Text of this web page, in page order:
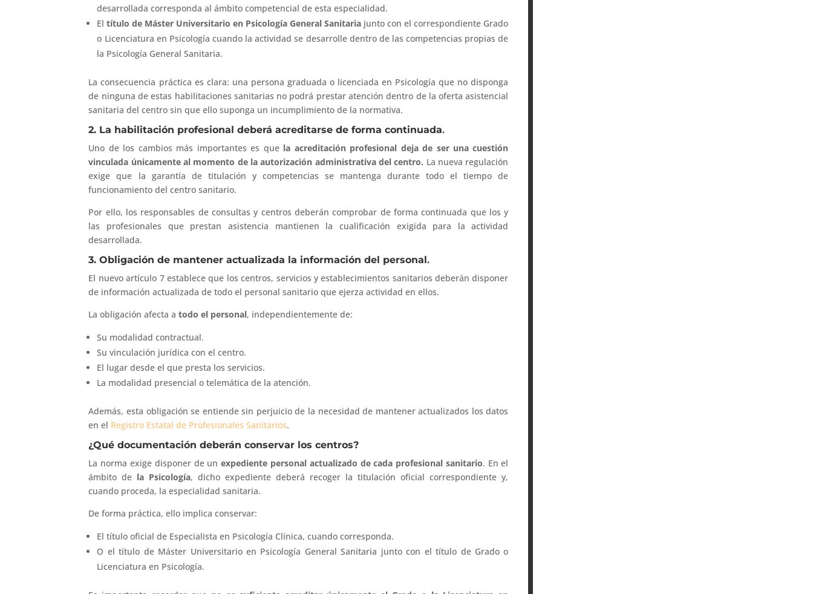
desarrollada corresponda al ámbito competencial de esta especialidad.
El título de Máster Universitario en Psicología General Sanitaria junto con el correspondiente Grado
o Licenciatura en Psicología cuando la actividad se desarrolle dentro de las competencias propias de
la Psicología General Sanitaria.
La consecuencia práctica es clara: una persona graduada o licenciada en Psicología que no disponga
de ninguna de estas habilitaciones sanitarias no podrá prestar atención dentro de la oferta asistencial
sanitaria del centro sin que ello suponga un incumplimiento de la normativa.
2. La habilitación profesional deberá acreditarse de forma continuada.
Uno de los cambios más importantes es que la acreditación profesional deja de ser una cuestión
vinculada únicamente al momento de la autorización administrativa del centro. La nueva regulación
exige que la garantía de titulación y competencias se mantenga durante todo el tiempo de
funcionamiento del centro sanitario.
Por ello, los responsables de consultas y centros deberán comprobar de forma continuada que los y
las profesionales que prestan asistencia mantienen la cualificación exigida para la actividad
desarrollada.
3. Obligación de mantener actualizada la información del personal.
El nuevo artículo 7 establece que los centros, servicios y establecimientos sanitarios deberán disponer
de información actualizada de todo el personal sanitario que ejerza actividad en ellos.
La obligación afecta atodo el personal, independientemente de:
Su modalidad contractual.
Su vinculación jurídica con el centro.
El lugar desde el que presta los servicios.
La modalidad presencial o telemática de la atención.
Además, esta obligación se entiende sin perjuicio de la necesidad de mantener actualizados los datos
en el Registro Estatal de Profesionales Sanitarios.
¿Qué documentación deberán conservar los centros?
La norma exige disponer de unexpediente personal actualizado de cada profesional sanitario. En el
ámbito de la Psicología, dicho expediente deberá recoger la titulación oficial correspondiente y,
cuando proceda, la especialidad sanitaria.
De forma práctica, ello implica conservar:
El título oficial de Especialista en Psicología Clínica, cuando corresponda.
O el título de Máster Universitario en Psicología General Sanitaria junto con el título de Grado o
Licenciatura en Psicología.